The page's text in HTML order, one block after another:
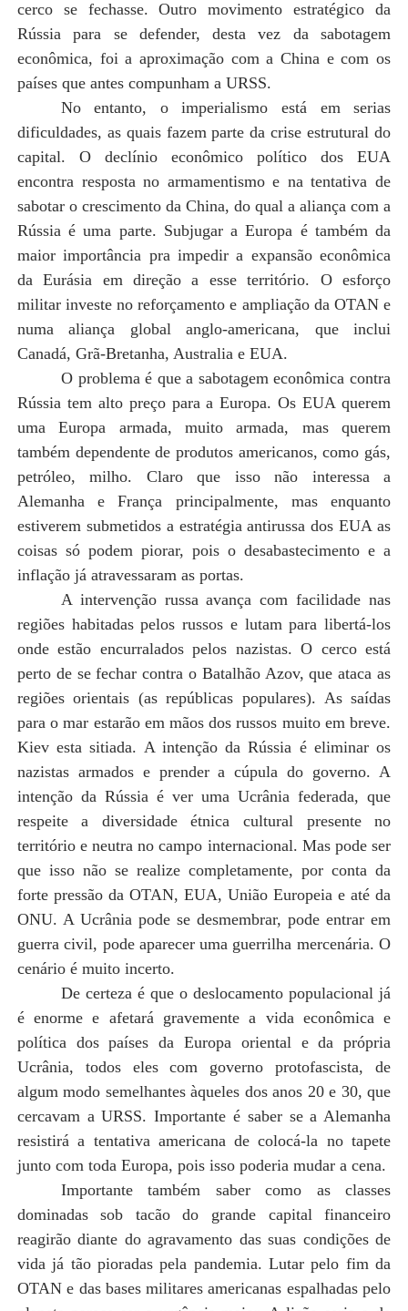
cerco se fechasse. Outro movimento estratégico da
Rússia para se defender, desta vez da sabotagem
econômica, foi a aproximação com a China e com os
países que antes compunham a URSS.
No entanto, o imperialismo está em serias
dificuldades, as quais fazem parte da crise estrutural do
capital. O declínio econômico político dos EUA
encontra resposta no armamentismo e na tentativa de
sabotar o crescimento da China, do qual a aliança com a
Rússia é uma parte. Subjugar a Europa é também da
maior importância pra impedir a expansão econômica
da Eurásia em direção a esse território. O esforço
militar investe no reforçamento e ampliação da OTAN e
numa aliança global anglo-americana, que inclui
Canadá, Grã-Bretanha, Australia e EUA.
O problema é que a sabotagem econômica contra
Rússia tem alto preço para a Europa. Os EUA querem
uma Europa armada, muito armada, mas querem
também dependente de produtos americanos, como gás,
petróleo, milho. Claro que isso não interessa a
Alemanha e França principalmente, mas enquanto
estiverem submetidos a estratégia antirussa dos EUA as
coisas só podem piorar, pois o desabastecimento e a
inflação já atravessaram as portas.
A intervenção russa avança com facilidade nas
regiões habitadas pelos russos e lutam para libertá-los
onde estão encurralados pelos nazistas. O cerco está
perto de se fechar contra o Batalhão Azov, que ataca as
regiões orientais (as repúblicas populares). As saídas
para o mar estarão em mãos dos russos muito em breve.
Kiev esta sitiada. A intenção da Rússia é eliminar os
nazistas armados e prender a cúpula do governo. A
intenção da Rússia é ver uma Ucrânia federada, que
respeite a diversidade étnica cultural presente no
território e neutra no campo internacional. Mas pode ser
que isso não se realize completamente, por conta da
forte pressão da OTAN, EUA, União Europeia e até da
ONU. A Ucrânia pode se desmembrar, pode entrar em
guerra civil, pode aparecer uma guerrilha mercenária. O
cenário é muito incerto.
De certeza é que o deslocamento populacional já
é enorme e afetará gravemente a vida econômica e
política dos países da Europa oriental e da própria
Ucrânia, todos eles com governo protofascista, de
algum modo semelhantes àqueles dos anos 20 e 30, que
cercavam a URSS. Importante é saber se a Alemanha
resistirá a tentativa americana de colocá-la no tapete
junto com toda Europa, pois isso poderia mudar a cena.
Importante também saber como as classes
dominadas sob tacão do grande capital financeiro
reagirão diante do agravamento das suas condições de
vida já tão pioradas pela pandemia. Lutar pelo fim da
OTAN e das bases militares americanas espalhadas pelo